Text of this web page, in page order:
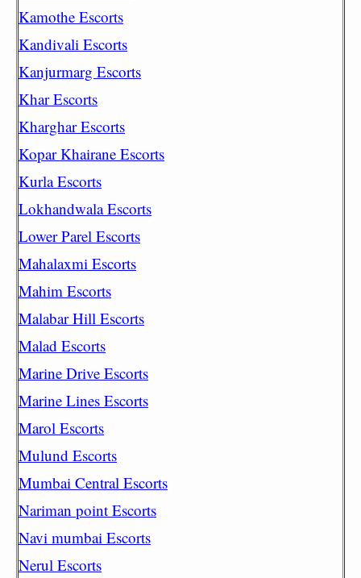
Kamothe Escorts
Kandivali Escorts
Kanjurmarg Escorts
Khar Escorts
Kharghar Escorts
Kopar Khairane Escorts
Kurla Escorts
Lokhandwala Escorts
Lower Parel Escorts
Mahalaxmi Escorts
Mahim Escorts
Malabar Hill Escorts
Malad Escorts
Marine Drive Escorts
Marine Lines Escorts
Marol Escorts
Mulund Escorts
Mumbai Central Escorts
Nariman point Escorts
Navi mumbai Escorts
Nerul Escorts